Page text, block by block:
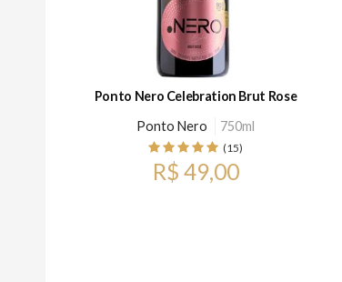
Ponto Nero Celebration Brut Rose
Ponto Nero
750ml
(15)
R$ 49,00